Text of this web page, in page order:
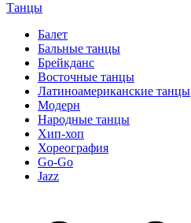
Танцы
Балет
Бальные танцы
Брейкданс
Восточные танцы
Латиноамериканские танцы
Модерн
Народные танцы
Хип-хоп
Хореография
Go-Go
Jazz